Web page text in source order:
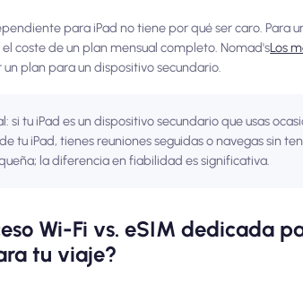
para iPad no tiene por qué ser caro. Para
coste de un plan mensual completo. Nomad'sLos
plan para un dispositivo secundario.
si tu iPad es un dispositivo secundario que usas
tu iPad, tienes reuniones seguidas o navegas sin
la diferencia en fiabilidad es significativa.
Wi-Fi vs. eSIM dedicada
tu viaje?